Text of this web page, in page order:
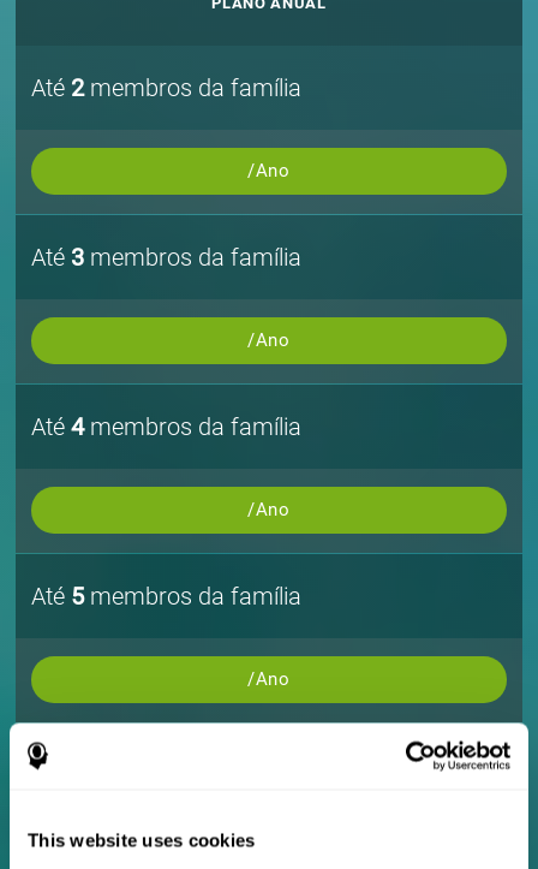
This website uses cookies
Até 2membros da família
/Ano
Até 3 membros da família
/Ano
Até4membros da família
/Ano
Até 5membros da família
/Ano
Até
/Ano